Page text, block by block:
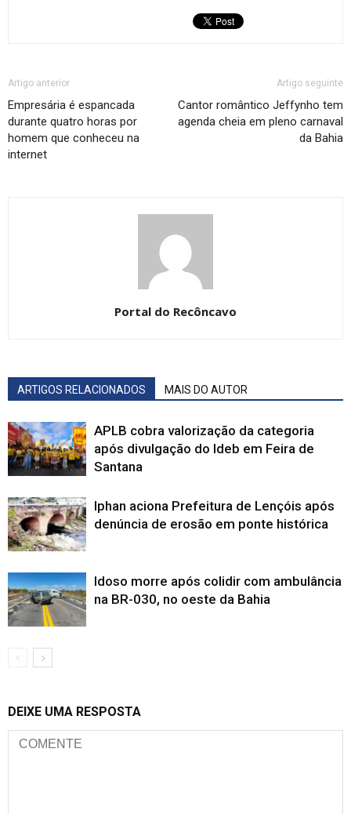
Artigo anterior
Empresária é espancada
durante quatro horas por
homem que conheceu na
internet
Artigo seguinte
Cantor romântico Jeffynho tem
agenda cheia em pleno carnaval
da Bahia
Portal do Recôncavo
ARTIGOS RELACIONADOS MAIS DO AUTOR
APLB cobra valorização da categoria
após divulgação do Ideb em Feira de
Santana
Iphan aciona Prefeitura de Lençóis após
denúncia de erosão em ponte histórica
Idoso morre após colidir com ambulância
na BR-030, no oeste da Bahia
DEIXE UMA RESPOSTA